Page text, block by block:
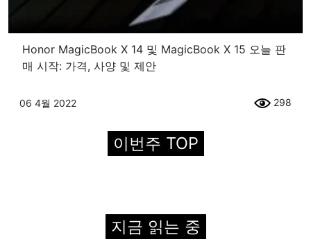
Honor MagicBook X 14 및 MagicBook X 15 오늘 판
매 시작: 가격, 사양 및 제안
06 4월 2022 298
이번주 TOP
지금 읽는 중